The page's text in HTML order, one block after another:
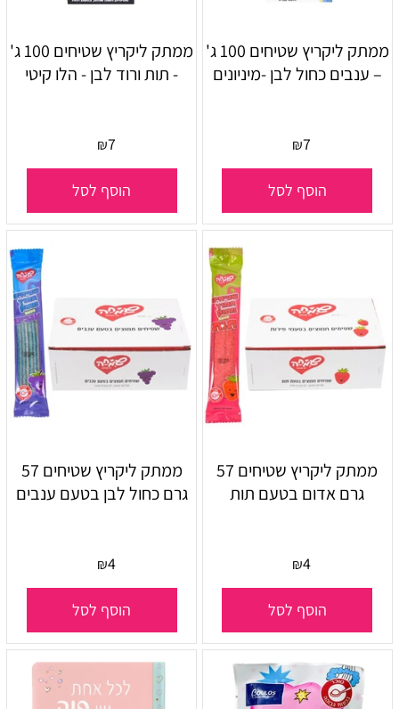
ממתק ליקריץ שטיחים 100 ג'
– ענבים כחול לבן -מיניונים
₪7
הוסף לסל
ממתק ליקריץ שטיחים 100 ג'
- תות ורוד לבן - הלו קיטי
₪7
הוסף לסל
ממתק ליקריץ שטיחים 57
גרם אדום בטעם תות
₪4
הוסף לסל
ממתק ליקריץ שטיחים 57
גרם כחול לבן בטעם ענבים
₪4
הוסף לסל